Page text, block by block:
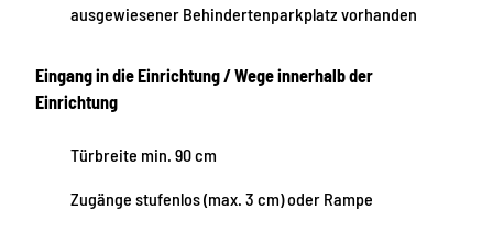
ausgewiesener Behindertenparkplatz vorhanden
Eingang in die Einrichtung / Wege innerhalb der
Einrichtung
Türbreite min. 90 cm
Zugänge stufenlos (max. 3 cm) oder Rampe